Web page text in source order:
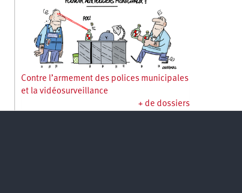
Contre l’armement des polices municipales
et la vidéosurveillance
+ de dossiers